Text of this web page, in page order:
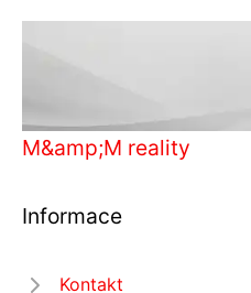
M&amp;M reality
Informace
Kontakt